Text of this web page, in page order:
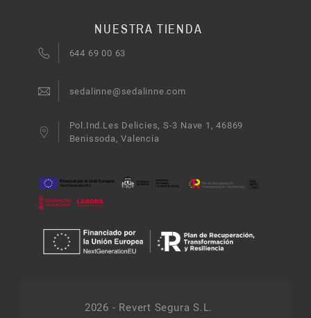
NUESTRA TIENDA
644 69 00 63
sedalinne@sedalinne.com
Pol.Ind.Les Delicies, S-3 Nave 1, 46869
Benissoda, Valencia
2026 - Revert Segura S.L.